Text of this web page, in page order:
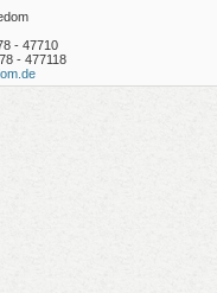
- 47710
- 477118